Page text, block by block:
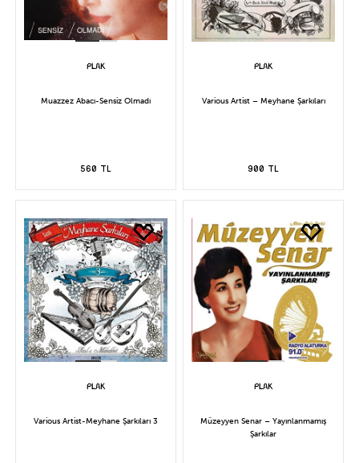
Muazzez Abacı-Sensiz Olmadı
560 TL
Various Artist – Meyhane Şarkıları
900 TL
Various Artist-Meyhane Şarkıları 3
Müzeyyen Senar – Yayınlanmamış
Şarkılar